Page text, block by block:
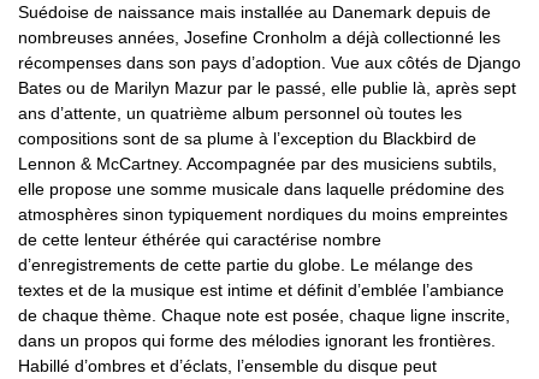
Suédoise de naissance mais installée au Danemark depuis de
nombreuses années, Josefine Cronholm a déjà collectionné les
récompenses dans son pays d’adoption. Vue aux côtés de Django
Bates ou de Marilyn Mazur par le passé, elle publie là, après sept
ans d’attente, un quatrième album personnel où toutes les
compositions sont de sa plume à l’exception du Blackbird de
Lennon & McCartney. Accompagnée par des musiciens subtils,
elle propose une somme musicale dans laquelle prédomine des
atmosphères sinon typiquement nordiques du moins empreintes
de cette lenteur éthérée qui caractérise nombre
d’enregistrements de cette partie du globe. Le mélange des
textes et de la musique est intime et définit d’emblée l’ambiance
de chaque thème. Chaque note est posée, chaque ligne inscrite,
dans un propos qui forme des mélodies ignorant les frontières.
Habillé d’ombres et d’éclats, l’ensemble du disque peut